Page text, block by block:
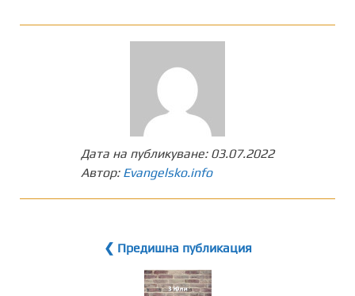
Дата на публикуване: 03.07.2022
Автор: Evangelsko.info
❮ Предишна публикация